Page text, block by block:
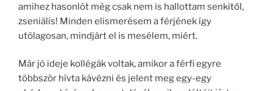
amihez hasonlót még csak nem is hallottam senkitől,
zseniális! Minden elismerésem a férjének így
utólagosan, mindjárt el is mesélem, miért.
Már jó ideje kollégák voltak, amikor a férfi egyre
többször hívta kávézni és jelent meg egy-egy